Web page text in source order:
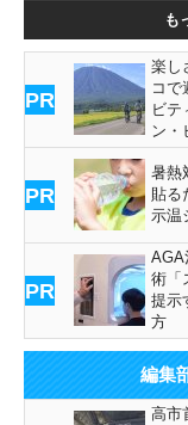
も
PR
楽し
コで
ビテ
ン・
PR
暑熱
貼る
示温
PR
AGA
術「
提示
方
編集
高市